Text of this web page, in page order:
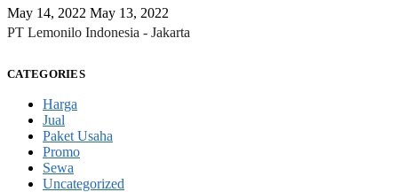
May 14, 2022 May 13, 2022
PT Lemonilo Indonesia - Jakarta
CATEGORIES
Harga
Jual
Paket Usaha
Promo
Sewa
Uncategorized